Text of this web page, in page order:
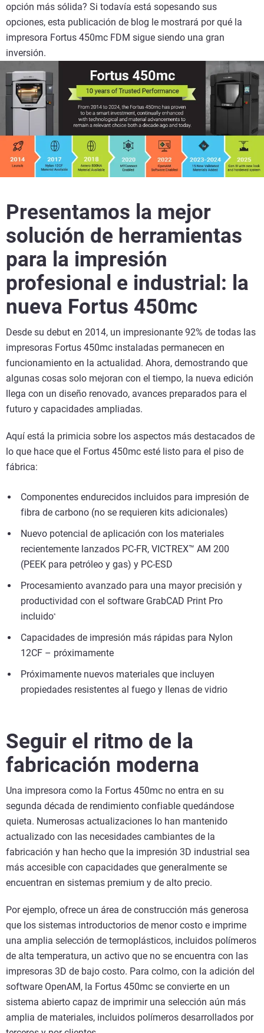
opción más sólida? Si todavía está sopesando sus
opciones, esta publicación de blog le mostrará por qué la
impresora Fortus 450mc FDM sigue siendo una gran
inversión.
Presentamos la mejor
solución de herramientas
para la impresión
profesional e industrial: la
nueva Fortus 450mc
Desde su debut en 2014, un impresionante 92% de todas las
impresoras Fortus 450mc instaladas permanecen en
funcionamiento en la actualidad. Ahora, demostrando que
algunas cosas solo mejoran con el tiempo, la nueva edición
llega con un diseño renovado, avances preparados para el
futuro y capacidades ampliadas.
Aquí está la primicia sobre los aspectos más destacados de
lo que hace que el Fortus 450mc esté listo para el piso de
fábrica:
Componentes endurecidos incluidos para impresión de
fibra de carbono (no se requieren kits adicionales)
Nuevo potencial de aplicación con los materiales
recientemente lanzados PC-FR, VICTREX™ AM 200
(PEEK para petróleo y gas) y PC-ESD
Procesamiento avanzado para una mayor precisión y
productividad con el software GrabCAD Print Pro
incluido*
Capacidades de impresión más rápidas para Nylon
12CF – próximamente
Próximamente nuevos materiales que incluyen
propiedades resistentes al fuego y llenas de vidrio
Seguir el ritmo de la
fabricación moderna
Una impresora como la Fortus 450mc no entra en su
segunda década de rendimiento confiable quedándose
quieta. Numerosas actualizaciones lo han mantenido
actualizado con las necesidades cambiantes de la
fabricación y han hecho que la impresión 3D industrial sea
más accesible con capacidades que generalmente se
encuentran en sistemas premium y de alto precio.
Por ejemplo, ofrece un área de construcción más generosa
que los sistemas introductorios de menor costo e imprime
una amplia selección de termoplásticos, incluidos polímeros
de alta temperatura, un activo que no se encuentra con las
impresoras 3D de bajo costo. Para colmo, con la adición del
software OpenAM, la Fortus 450mc se convierte en un
sistema abierto capaz de imprimir una selección aún más
amplia de materiales, incluidos polímeros desarrollados por